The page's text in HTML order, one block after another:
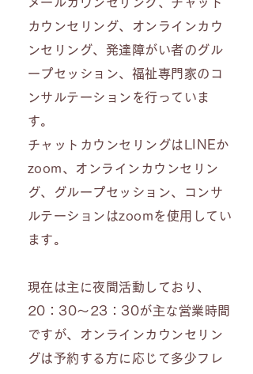
カウンセリング、オンラインカウ
ンセリング、発達障がい者のグル
ープセッション、福祉専門家のコ
ンサルテーションを行っていま
す。
チャットカウンセリングはLINEか
zoom、オンラインカウンセリン
グ、グループセッション、コンサ
ルテーションはzoomを使用してい
ます。
現在は主に夜間活動しており、
20：30～23：30が主な営業時間
ですが、オンラインカウンセリン
グは予約する方に応じて多少フレ